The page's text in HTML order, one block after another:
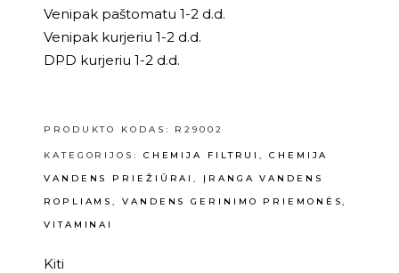
Venipak paštomatu 1-2 d.d.
Venipak kurjeriu 1-2 d.d.
DPD kurjeriu 1-2 d.d.
PRODUKTO KODAS: R29002
KATEGORIJOS: CHEMIJA FILTRUI,CHEMIJA
VANDENS PRIEŽIŪRAI, ĮRANGA VANDENS
ROPLIAMS,VANDENS GERINIMO PRIEMONĖS,
VITAMINAI
Kiti